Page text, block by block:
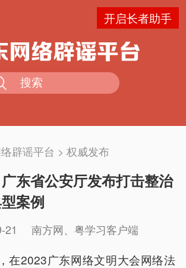
开启长者助手
辟谣平台 >权威发布
东省公安厅发布打击整治
案例
21 南方网、粤学习客户端
2023广东网络文明大会网络法